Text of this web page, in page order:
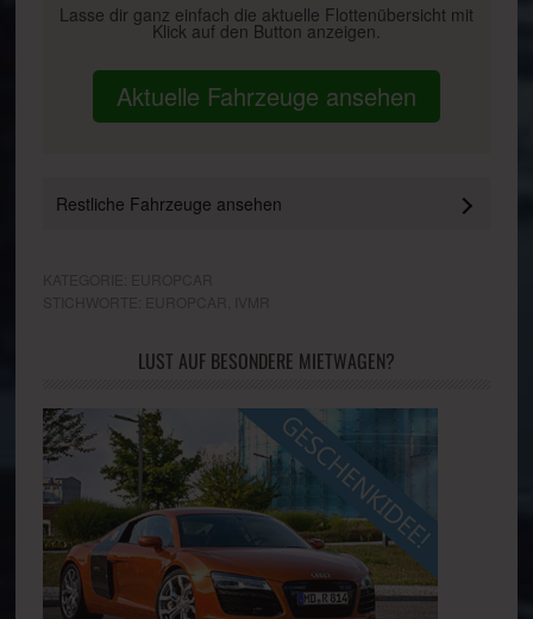
Lasse dir ganz einfach die aktuelle Flottenübersicht mit
Klick auf den Button anzeigen.
Aktuelle Fahrzeuge ansehen
Restliche Fahrzeuge ansehen
LUST AUF BESONDERE MIETWAGEN?